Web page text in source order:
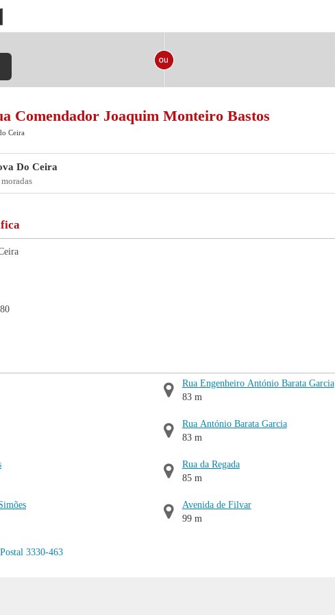
Comendador Joaquim Monteiro Bastos
Ceira
Do Ceira
Rua Engenheiro António Barata Garcia
83 m
Rua António Barata Garcia
83 m
Rua da Regada
85 m
Avenida de Filvar
99 m
3330-463